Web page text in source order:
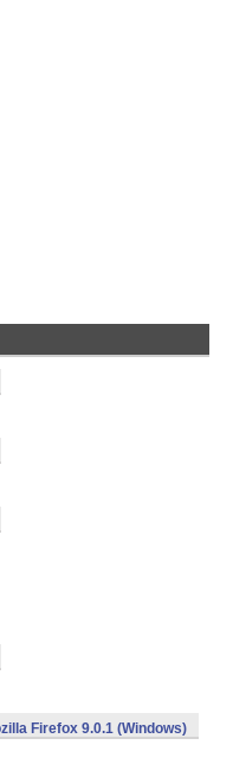
Firefox 9.0.1 (Windows)